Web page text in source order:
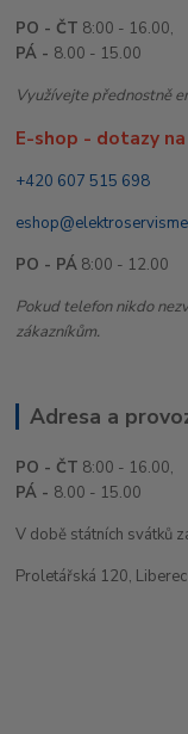
PO - ČT 8:00 - 16.00,
PÁ - 8.00 - 15.00
Využívejte přednostně
E-shop - dotazy
+420 607 515 698
PO - PÁ 8:00 - 12.00
Pokud telefon nikdo
zákazníkům.
Adresa a
PO - ČT 8:00 - 16.00,
PÁ - 8.00 - 15.00
V době státních svátků
Proletářská 120,